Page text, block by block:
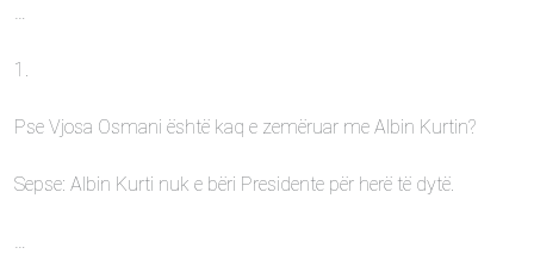
…
1.
Pse Vjosa Osmani është kaq e zemëruar me Albin Kurtin?
Sepse: Albin Kurti nuk e bëri Presidente për herë të dytë.
…